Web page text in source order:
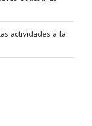
actividades a la